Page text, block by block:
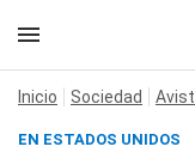
Inicio Sociedad
EN ESTADOS UNIDOS